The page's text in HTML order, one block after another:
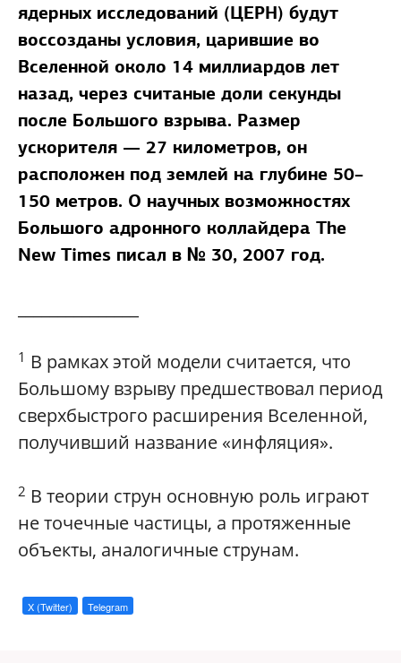
ядерных исследований (ЦЕРН) будут
воссозданы условия, царившие во
Вселенной около 14 миллиардов лет
назад, через считаные доли секунды
после Большого взрыва. Размер
ускорителя — 27 километров, он
расположен под землей на глубине 50–
150 метров. О научных возможностях
Большого адронного коллайдера The
New Times писал в № 30, 2007 год.
1 В рамках этой модели считается, что
Большому взрыву предшествовал период
сверхбыстрого расширения Вселенной,
получивший название «инфляция».
2 В теории струн основную роль играют
не точечные частицы, а протяженные
объекты, аналогичные струнам.
X (Twitter) Telegram